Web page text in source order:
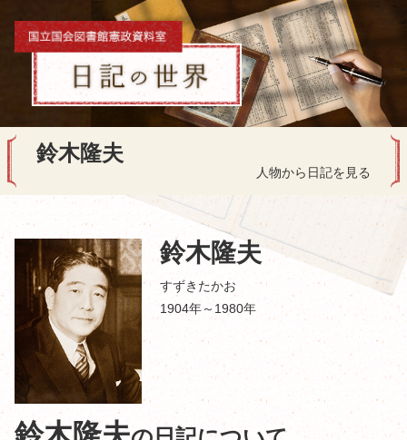
鈴木隆夫
人物から日記を見る
鈴木隆夫
すずきたかお
1904年～1980年